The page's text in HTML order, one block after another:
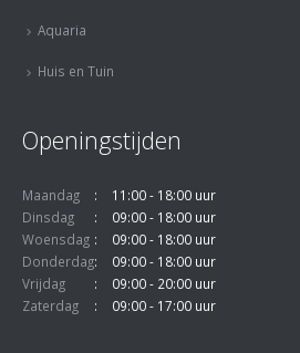
Aquaria
Huis en Tuin
Openingstijden
Maandag
11:00 - 18:00 uur
Dinsdag
09:00 - 18:00 uur
Woensdag
09:00 - 18:00 uur
Donderdag
09:00 - 18:00 uur
Vrijdag
09:00 - 20:00 uur
Zaterdag
09:00 - 17:00 uur